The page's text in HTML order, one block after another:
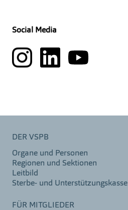
Social Media
DER VSPB
Organe und Personen
Regionen und Sektionen
Leitbild
Sterbe- und Unterstützungskasse
FÜR MITGLIEDER